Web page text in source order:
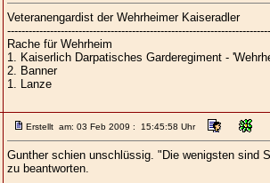
Veteranengardist der Wehrheimer Kaiseradler
Rache für Wehrheim
1. Kaiserlich Darpatisches Garderegiment -
2. Banner
1. Lanze
Erstellt am: 03 Feb 2009 : 15:45:58 Uhr
Gunther schien unschlüssig. "Die wenigsten sind
zu beantworten.